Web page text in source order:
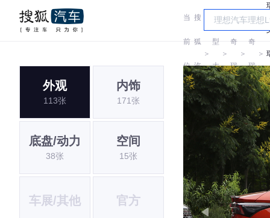
当
前
位
置:
搜
狐
汽
车
＞
车
型
大
全
＞
奇
瑞
＞
奇
瑞
＞
5
外观
113张
内饰
171张
底盘/动力
38张
空间
15张
车展/其他 官方